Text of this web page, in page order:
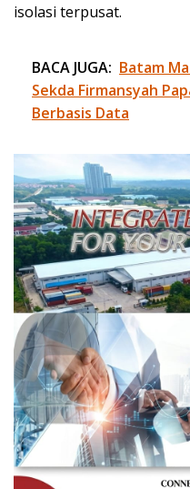
isolasi terpusat.
BACA JUGA: Batam
Sekda Firmansyah
Berbasis Data